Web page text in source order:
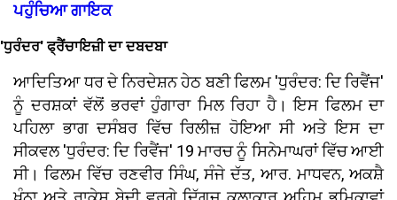
ਪਹੁੰਚਿਆ ਗਾਇਕ
'ਧੁਰੰਦਰ' ਫ੍ਰੈਂਚਾਇਜ਼ੀ ਦਾ ਦਬਦਬਾ
ਆਦਿਤਿਆ ਧਰ ਦੇ ਨਿਰਦੇਸ਼ਨ ਹੇਠ ਬਣੀ ਫਿਲਮ 'ਧੁਰੰਦਰ: ਦਿ ਰਿਵੈਂਜ'
ਨੂੰ ਦਰਸ਼ਕਾਂ ਵੱਲੋਂ ਭਰਵਾਂ ਹੁੰਗਾਰਾ ਮਿਲ ਰਿਹਾ ਹੈ। ਇਸ ਫਿਲਮ ਦਾ
ਪਹਿਲਾ ਭਾਗ ਦਸੰਬਰ ਵਿੱਚ ਰਿਲੀਜ਼ ਹੋਇਆ ਸੀ ਅਤੇ ਇਸ ਦਾ
ਸੀਕਵਲ 'ਧੁਰੰਦਰ: ਦਿ ਰਿਵੈਂਜ' 19 ਮਾਰਚ ਨੂੰ ਸਿਨੇਮਾਘਰਾਂ ਵਿੱਚ ਆਈ
ਸੀ। ਫਿਲਮ ਵਿੱਚ ਰਣਵੀਰ ਸਿੰਘ, ਸੰਜੇ ਦੱਤ, ਆਰ. ਮਾਧਵਨ, ਅਕਸ਼ੈ